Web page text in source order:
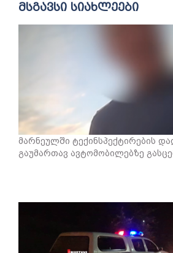
მსგავსი სიახლეები
მარნეულში ტექინსპექტირების
გაუმართავ ავტომობილებზე